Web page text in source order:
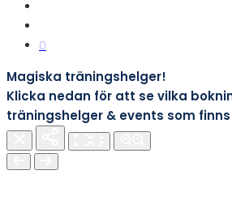
0
Magiska träningshelger!
Klicka nedan för att se vilka
träningshelger & events som